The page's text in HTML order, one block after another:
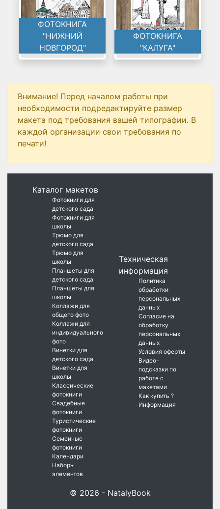
ФОТОКНИГА
"НИЖНИЙ
НОВГОРОД"
ФОТОКНИГА
"КАЛУГА"
Внимание! Перед началом работы при
необходимости подредактируйте размер
макета под требования вашей типографии. В
каждой организации свои требования по
печати!
Каталог макетов
Фотокниги для
детского сада
Фотокниги для
школы
Трюмо для
детского сада
Трюмо для
школы
Планшеты для
детского сада
Планшеты для
школы
Коллажи для
общего фото
Коллажи для
индивидуального
фото
Винетки для
детского сада
Винетки для
школы
Классические
фотокниги
Свадебные
фотокниги
Туристические
фотокниги
Семейные
фотокниги
Календари
Наборы
элементов
Техническая
информация
Политика
обработки
персональных
данных
Согласие на
обработку
персональных
данных
Условия оферты
Видео-
подсказки по
работе с
макетами
Как купить ?
Информация
© 2026 - NatalyBook